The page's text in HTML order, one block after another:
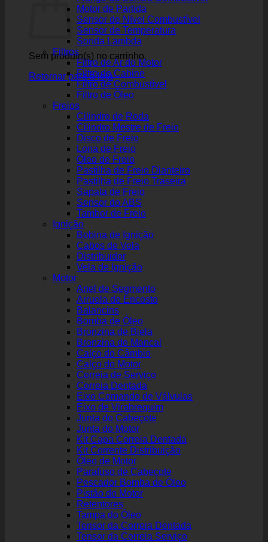
Sem produto(s) no carrinho.
Retornar para a loja
Motor de Partida
Sensor de Nível Combustível
Sensor de Temperatura
Sonda Lambda
Filtros
Filtro de Ar do Motor
Filtro de Cabine
Filtro de Combustível
Filtro de Óleo
Freios
Cilindro de Roda
Cilindro Mestre de Freio
Disco de Freio
Lona de Freio
Óleo de Freio
Pastilha de Freio Dianteiro
Pastilha de Freio Traseira
Sapata de Freio
Sensor do ABS
Tambor de Freio
Ignição
Bobina de Ignição
Cabos de Vela
Distribuidor
Vela de Ignição
Motor
Anel de Segmento
Arruela de Encosto
Balancins
Bomba de Óleo
Bronzina de Biela
Bronzina de Mancal
Calço do Câmbio
Calço do Motor
Correia de Serviço
Correia Dentada
Eixo Comando de Válvulas
Eixo de Virabrequim
Junta do Cabeçote
Junta do Motor
Kit Capa Correia Dentada
Kit Corrente Distribuição
Óleo de Motor
Parafuso de Cabeçote
Pescador Bomba de Óleo
Pistão do Motor
Retentores
Tampa do Óleo
Tensor da Correia Dentada
Tensor da Correia Serviço